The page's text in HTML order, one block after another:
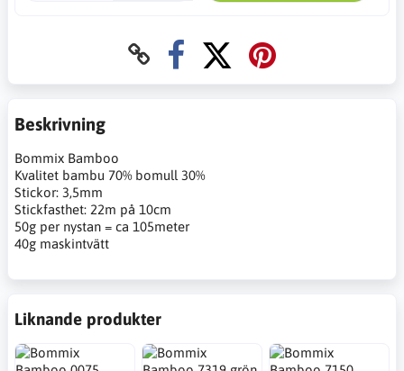
Beskrivning
Bommix Bamboo
Kvalitet bambu 70% bomull 30%
Stickor: 3,5mm
Stickfasthet: 22m på 10cm
50g per nystan = ca 105meter
40g maskintvätt
Liknande produkter